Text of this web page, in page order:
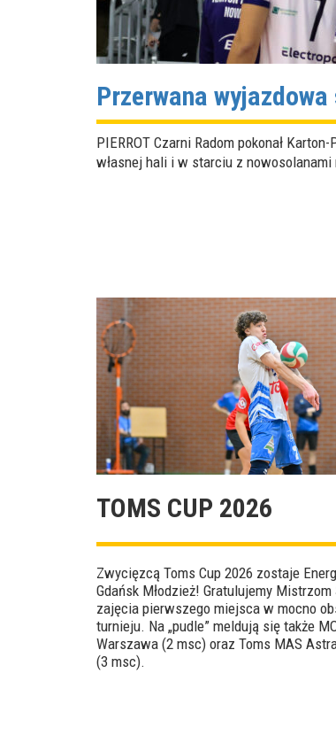
Przerwana
PIERROT Czarni Radom pokonał
własnej hali i w starciu z
TOMS CUP 2026
Zwycięzcą Toms Cup 2026 zostaje
Gdańsk Młodzież! Gratulujemy
zajęcia pierwszego miejsca w mocno
turnieju. Na „pudle” meldują się także
Warszawa (2 msc) oraz Toms MAS
(3 msc).